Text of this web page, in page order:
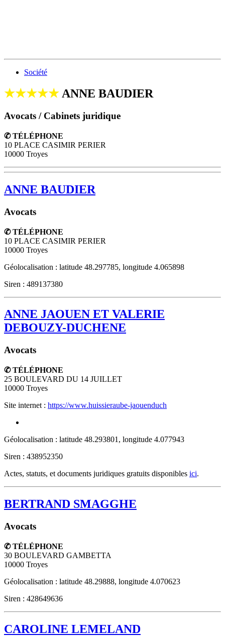
Société
★★★★★ANNE BAUDIER
Avocats / Cabinets juridique
✆ TÉLÉPHONE
10 PLACE CASIMIR PERIER
10000 Troyes
ANNE BAUDIER
Avocats
✆ TÉLÉPHONE
10 PLACE CASIMIR PERIER
10000 Troyes
Géolocalisation : latitude 48.297785, longitude 4.065898
Siren : 489137380
ANNE JAOUEN ET VALERIE
DEBOUZY-DUCHENE
Avocats
✆ TÉLÉPHONE
25 BOULEVARD DU 14 JUILLET
10000 Troyes
Site internet : https://www.huissieraube-jaouenduch
Géolocalisation : latitude 48.293801, longitude 4.077943
Siren : 438952350
Actes, statuts, et documents juridiques gratuits disponibles ici.
BERTRAND SMAGGHE
Avocats
✆ TÉLÉPHONE
30 BOULEVARD GAMBETTA
10000 Troyes
Géolocalisation : latitude 48.29888, longitude 4.070623
Siren : 428649636
CAROLINE LEMELAND